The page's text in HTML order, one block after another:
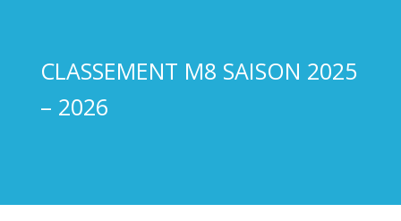
CLASSEMENT M8 SAISON 2025
– 2026